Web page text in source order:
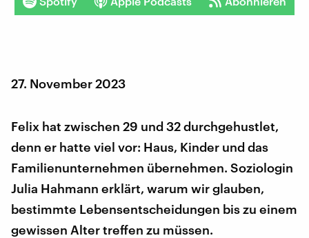
27. November 2023
Felix hat zwischen 29 und 32 durchgehustlet,
denn er hatte viel vor: Haus, Kinder und das
Familienunternehmen übernehmen. Soziologin
Julia Hahmann erklärt, warum wir glauben,
bestimmte Lebensentscheidungen bis zu einem
gewissen Alter treffen zu müssen.